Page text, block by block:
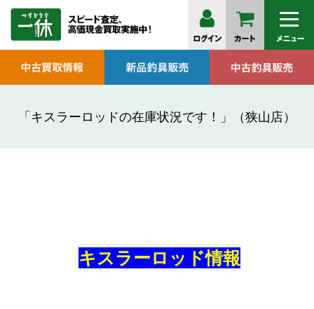
「キスラーロッドの在庫状況です！」（狭山店）
キスラーロッド情報